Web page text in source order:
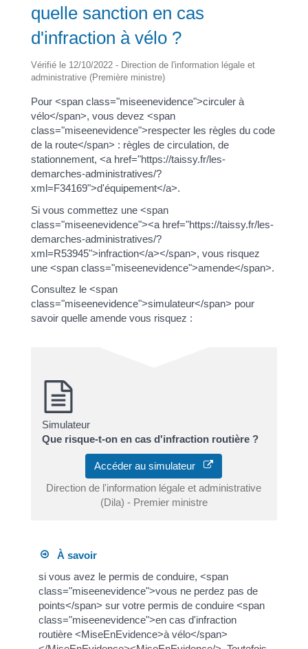
quelle sanction en cas
d'infraction à vélo ?
Vérifié le 12/10/2022 - Direction de l'information légale et
administrative (Première ministre)
Pour <span class="miseenevidence">circuler à
vélo</span>, vous devez <span
class="miseenevidence">respecter les règles du code
de la route</span> : règles de circulation, de
stationnement, <a href="https://taissy.fr/les-
demarches-administratives/?
xml=F34169">d'équipement</a>.
Si vous commettez une <span
class="miseenevidence"><a href="https://taissy.fr/les-
demarches-administratives/?
xml=R53945">infraction</a></span>, vous risquez
une <span class="miseenevidence">amende</span>.
Consultez le <span
class="miseenevidence">simulateur</span> pour
savoir quelle amende vous risquez :
Simulateur
Que risque-t-on en cas d'infraction routière ?
Accéder au simulateur
Direction de l'information légale et administrative
(Dila) - Premier ministre
À savoir
si vous avez le permis de conduire, <span
class="miseenevidence">vous ne perdez pas de
points</span> sur votre permis de conduire <span
class="miseenevidence">en cas d'infraction
routière <MiseEnEvidence>à vélo</span>